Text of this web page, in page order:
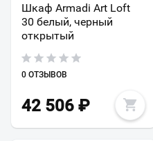
Шкаф Armadi Art Loft
30 белый, черный
открытый
0 ОТЗЫВОВ
42 506 ₽